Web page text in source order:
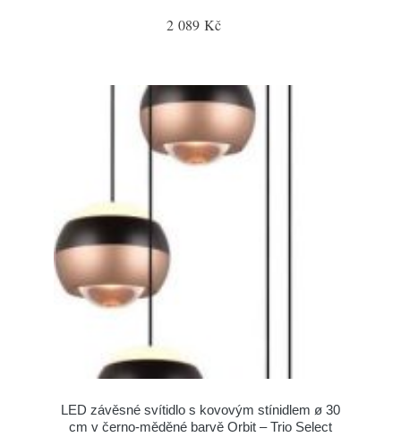
2 089 Kč
LED závěsné svítidlo s kovovým stínidlem ø 30
cm v černo-měděné barvě Orbit – Trio Select